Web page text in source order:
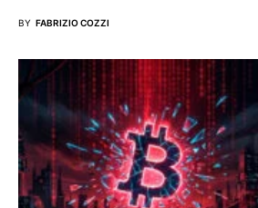
BY FABRIZIO COZZI